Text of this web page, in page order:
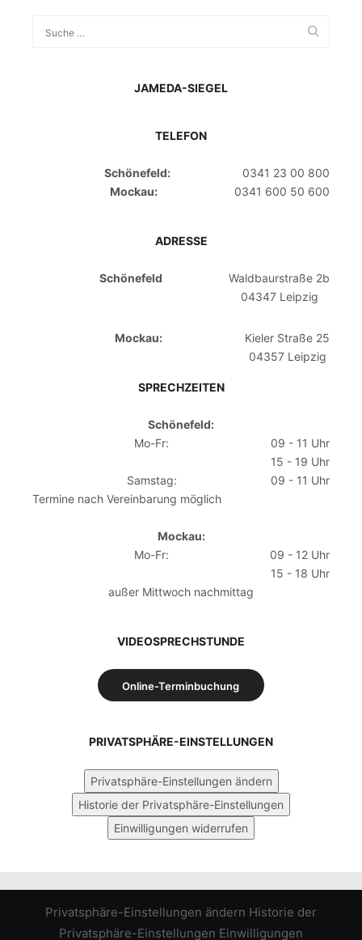
JAMEDA-SIEGEL
TELEFON
Schönefeld:
0341 23 00 800
Mockau:
0341 600 50 600
ADRESSE
Schönefeld
Waldbaurstraße 2b
04347 Leipzig
Mockau:
Kieler Straße 25
04357 Leipzig
SPRECHZEITEN
Schönefeld:
Mo-Fr:
09 - 11 Uhr
15 - 19 Uhr
Samstag:
09 - 11 Uhr
Termine nach Vereinbarung möglich
Mockau:
Mo-Fr:
09 - 12 Uhr
15 - 18 Uhr
außer Mittwoch nachmittag
VIDEOSPRECHSTUNDE
Online-Terminbuchung
PRIVATSPHÄRE-EINSTELLUNGEN
Privatsphäre-Einstellungen ändern
Historie der Privatsphäre-Einstellungen
Einwilligungen widerrufen
Privatsphäre-Einstellungen ändern Historie der
Privatsphäre-Einstellungen Einwilligungen